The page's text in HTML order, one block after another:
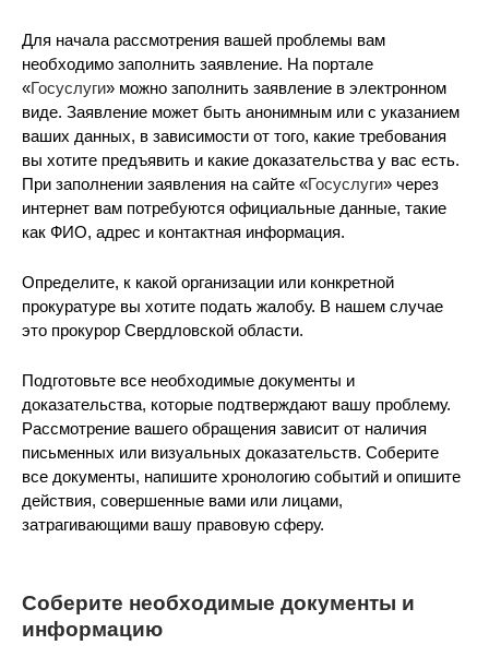
Для начала рассмотрения вашей проблемы вам
необходимо заполнить заявление. На портале
«Госуслуги» можно заполнить заявление в электронном
виде. Заявление может быть анонимным или с указанием
ваших данных, в зависимости от того, какие требования
вы хотите предъявить и какие доказательства у вас есть.
При заполнении заявления на сайте «Госуслуги» через
интернет вам потребуются официальные данные, такие
как ФИО, адрес и контактная информация.
Определите, к какой организации или конкретной
прокуратуре вы хотите подать жалобу. В нашем случае
это прокурор Свердловской области.
Подготовьте все необходимые документы и
доказательства, которые подтверждают вашу проблему.
Рассмотрение вашего обращения зависит от наличия
письменных или визуальных доказательств. Соберите
все документы, напишите хронологию событий и опишите
действия, совершенные вами или лицами,
затрагивающими вашу правовую сферу.
Соберите необходимые документы и
информацию